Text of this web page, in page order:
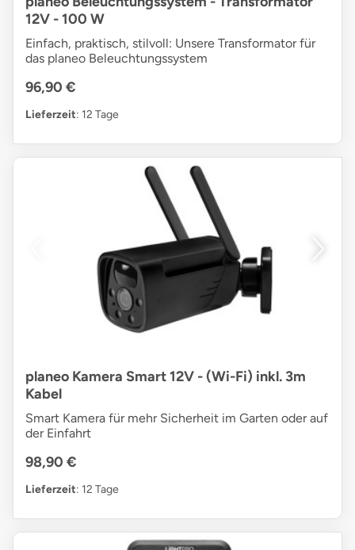
12V - 100 W
Einfach, praktisch, stilvoll: Unsere Transformator für
das planeo Beleuchtungssystem
96,90 €
Lieferzeit: 12 Tage
planeo Kamera Smart 12V - (Wi-Fi) inkl. 3m
Kabel
Smart Kamera für mehr Sicherheit im Garten oder auf
der Einfahrt
98,90 €
Lieferzeit: 12 Tage